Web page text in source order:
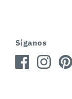
Síganos